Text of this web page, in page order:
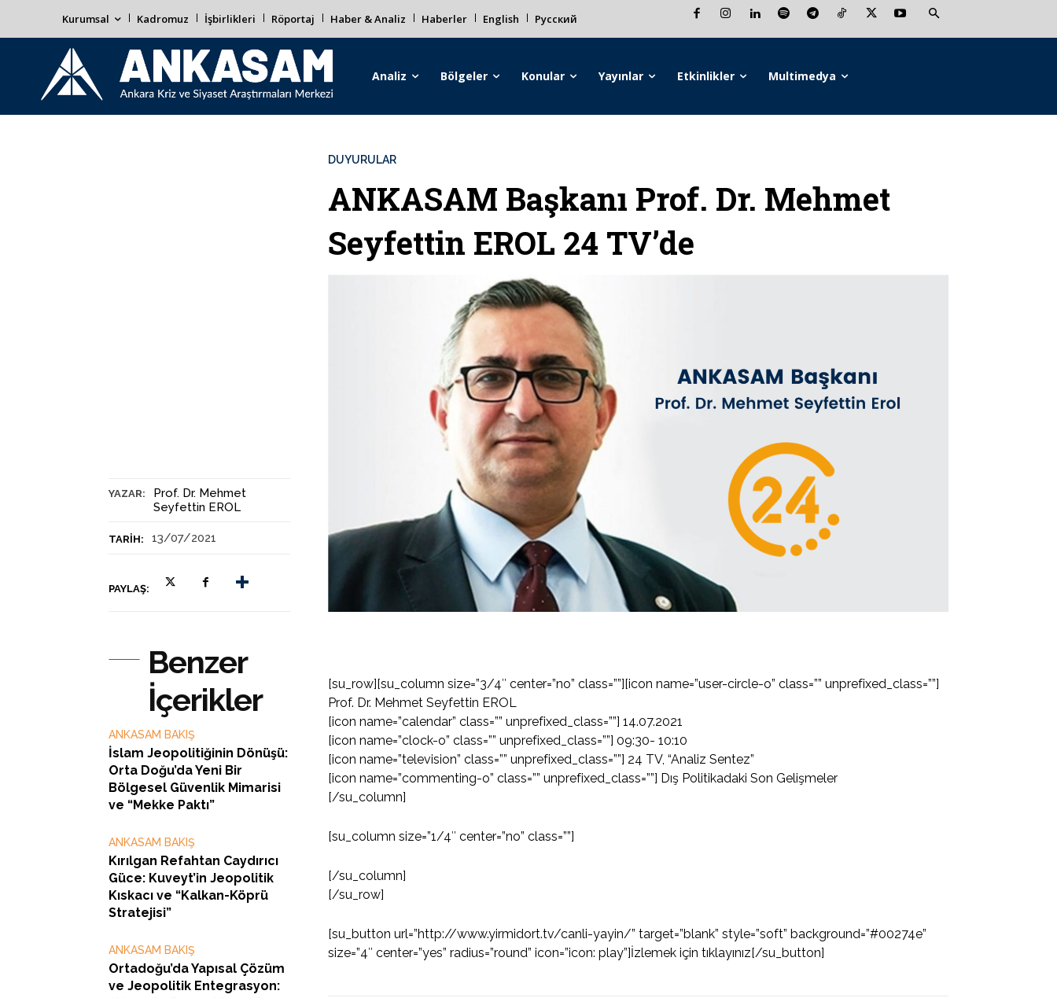
Kurumsal Kadromuz İşbirlikleri Röportaj Haber & Analiz Haberler English Русский
Analiz Bölgeler Konular Yayınlar Etkinlikler Multimedya
YAZAR:
Prof. Dr. Mehmet
Seyfettin EROL
TARIH: 13/07/2021
PAYLAŞ:
DUYURULAR
ANKASAM Başkanı Prof. Dr. Mehmet
Seyfettin EROL 24 TV’de
Benzer
İçerikler
ANKASAM BAKIŞ
İslam Jeopolitiğinin Dönüşü:
Orta Doğu’da Yeni Bir
Bölgesel Güvenlik Mimarisi
ve “Mekke Paktı”
ANKASAM BAKIŞ
Kırılgan Refahtan Caydırıcı
Güce: Kuveyt’in Jeopolitik
Kıskacı ve “Kalkan-Köprü
Stratejisi”
ANKASAM BAKIŞ
Ortadoğu’da Yapısal Çözüm
ve Jeopolitik Entegrasyon:
[su_row][su_column size=”3/4″ center=”no” class=””][icon name=”user-circle-o” class=”” unprefixed_class=””]
Prof. Dr. Mehmet Seyfettin EROL
[icon name=”calendar” class=”” unprefixed_class=””] 14.07.2021
[icon name=”clock-o” class=”” unprefixed_class=””] 09:30- 10:10
[icon name=”television” class=”” unprefixed_class=””] 24 TV, “Analiz Sentez”
[icon name=”commenting-o” class=”” unprefixed_class=””] Dış Politikadaki Son Gelişmeler
[/su_column]
[su_column size=”1/4″ center=”no” class=””]
[/su_column]
[/su_row]
[su_button url=”http://www.yirmidort.tv/canli-yayin/” target=”blank” style=”soft” background=”#00274e”
size=”4″ center=”yes” radius=”round” icon=”icon: play”]İzlemek için tıklayınız[/su_button]